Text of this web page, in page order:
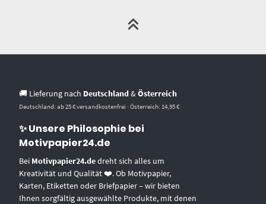
🚚 Lieferung nach Deutschland &Österreich
Deutschland: ab 25 € versandkostenfrei · Österreich: 14,95 €
✨ Unsere Philosophie bei
Motivpapier24.de
Bei Motivpapier24.dedreht sich alles um
Kreativität und Qualität ❤️. Ob Motivpapier,
Karten, Etiketten oder Briefpapier – wir bieten
Ihnen sorgfältig ausgewählte Produkte, mit denen